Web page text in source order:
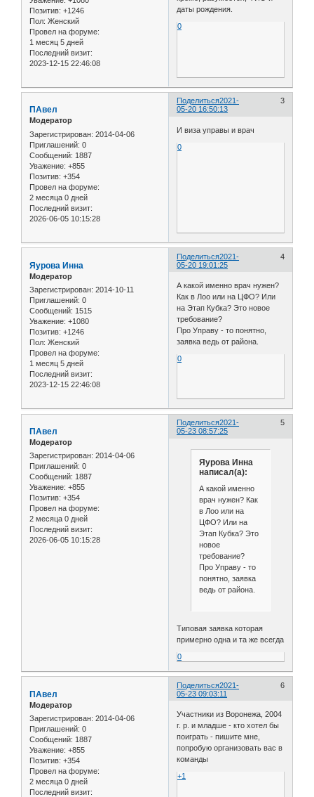
Позитив: +1246
Пол: Женский
Провел на форуме:
1 месяц 5 дней
Последний визит:
2023-12-15 22:46:08
даты рождения.
0
Поделиться 3
2021-
05-20 16:50:13
ПАвел
Модератор
Зарегистрирован: 2014-04-06
Приглашений: 0
Сообщений: 1887
Уважение: +855
Позитив: +354
Провел на форуме:
2 месяца 0 дней
Последний визит:
2026-06-05 10:15:28
И виза управы и врач
0
Поделиться 4
2021-
05-20 19:01:25
Яурова Инна
Модератор
Зарегистрирован: 2014-10-11
Приглашений: 0
Сообщений: 1515
Уважение: +1080
Позитив: +1246
Пол: Женский
Провел на форуме:
1 месяц 5 дней
Последний визит:
2023-12-15 22:46:08
А какой именно врач нужен?
Как в Лоо или на ЦФО? Или
на Этап Кубка? Это новое
требование?
Про Управу - то понятно,
заявка ведь от района.
0
Поделиться 5
2021-
05-23 08:57:25
ПАвел
Модератор
Зарегистрирован: 2014-04-06
Приглашений: 0
Сообщений: 1887
Уважение: +855
Позитив: +354
Провел на форуме:
2 месяца 0 дней
Последний визит:
2026-06-05 10:15:28
Яурова Инна
написал(а):
А какой именно
врач нужен? Как
в Лоо или на
ЦФО? Или на
Этап Кубка? Это
новое
требование?
Про Управу - то
понятно, заявка
ведь от района.
Типовая заявка которая
примерно одна и та же всегда
0
Поделиться 6
2021-
05-23 09:03:11
ПАвел
Модератор
Зарегистрирован: 2014-04-06
Приглашений: 0
Сообщений: 1887
Уважение: +855
Позитив: +354
Провел на форуме:
2 месяца 0 дней
Последний визит:
Участники из Воронежа, 2004
г. р. и младше - кто хотел бы
поиграть - пишите мне,
попробую организовать вас в
команды
+1